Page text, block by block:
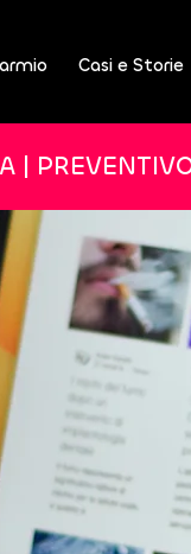
Casi e Storie
|